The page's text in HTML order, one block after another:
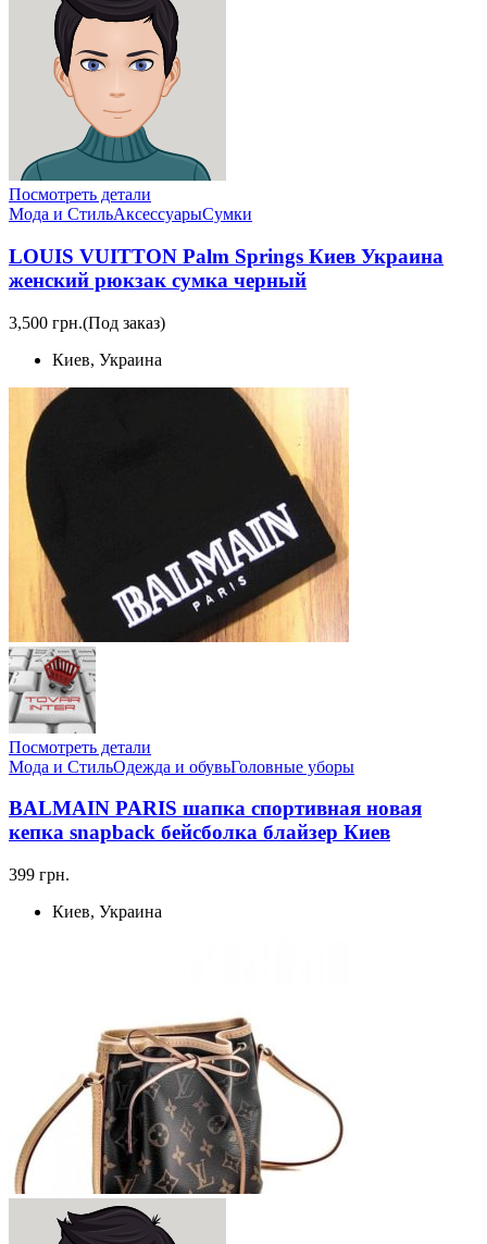
Посмотреть детали
Мода и СтильАксессуарыСумки
LOUIS VUITTON Palm Springs Киев Украина
женский рюкзак сумка черный
3,500 грн.(Под заказ)
Киев, Украина
Посмотреть детали
Мода и СтильОдежда и обувьГоловные уборы
BALMAIN PARIS шапка спортивная новая
кепка snapback бейсболка блайзер Киев
399 грн.
Киев, Украина